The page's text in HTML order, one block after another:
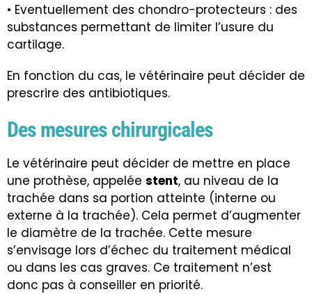
• Eventuellement des chondro-protecteurs : des
substances permettant de limiter l’usure du
cartilage.
En fonction du cas, le vétérinaire peut décider de
prescrire des antibiotiques.
Des mesures chirurgicales
Le vétérinaire peut décider de mettre en place
une prothèse, appelée stent, au niveau de la
trachée dans sa portion atteinte (interne ou
externe à la trachée). Cela permet d’augmenter
le diamètre de la trachée. Cette mesure
s’envisage lors d’échec du traitement médical
ou dans les cas graves. Ce traitement n’est
donc pas à conseiller en priorité.